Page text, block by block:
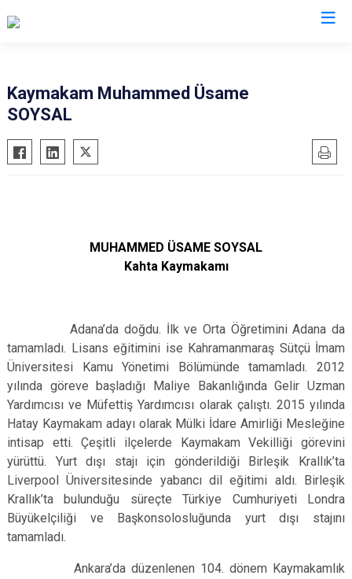
Besni
Çelikhan
Kaymakam Muhammed Üsame
SOYSAL
MUHAMMED ÜSAME SOYSAL
Kahta Kaymakamı
Adana’da doğdu. İlk ve Orta Öğretimini Adana da
tamamladı. Lisans eğitimini ise Kahramanmaraş Sütçü İmam
Üniversitesi Kamu Yönetimi Bölümünde tamamladı. 2012
yılında göreve başladığı Maliye Bakanlığında Gelir Uzman
Yardımcısı ve Müfettiş Yardımcısı olarak çalıştı. 2015 yılında
Hatay Kaymakam adayı olarak Mülki İdare Amirliği Mesleğine
intisap etti. Çeşitli ilçelerde Kaymakam Vekilliği görevini
yürüttü. Yurt dışı stajı için gönderildiği Birleşik Krallık’ta
Liverpool Üniversitesinde yabancı dil eğitimi aldı. Birleşik
Krallık’ta bulunduğu süreçte Türkiye Cumhuriyeti Londra
Büyükelçiliği ve Başkonsolosluğunda yurt dışı stajını
tamamladı.
Ankara’da düzenlenen 104. dönem Kaymakamlık